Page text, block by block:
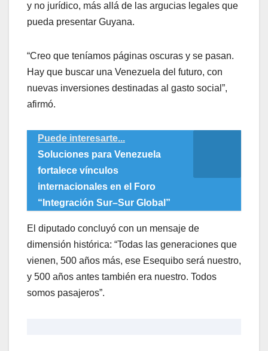
y no jurídico, más allá de las argucias legales que
pueda presentar Guyana.
“Creo que teníamos páginas oscuras y se pasan.
Hay que buscar una Venezuela del futuro, con
nuevas inversiones destinadas al gasto social”,
afirmó.
Puede interesarte...
Soluciones para Venezuela
fortalece vínculos
internacionales en el Foro
“Integración Sur–Sur Global”
El diputado concluyó con un mensaje de
dimensión histórica: “Todas las generaciones que
vienen, 500 años más, ese Esequibo será nuestro,
y 500 años antes también era nuestro. Todos
somos pasajeros”.